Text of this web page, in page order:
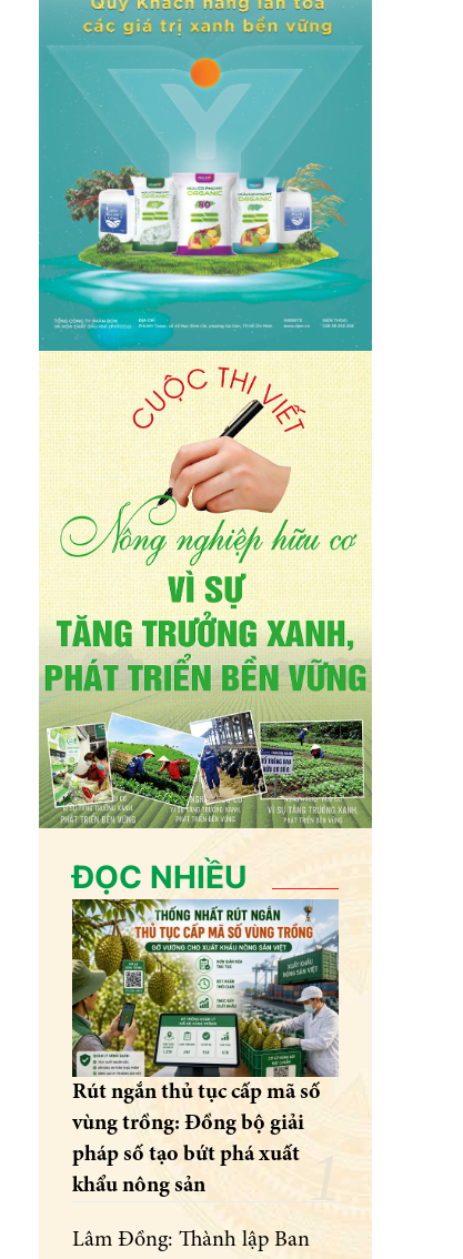
ĐỌC NHIỀU
Rút ngắn thủ tục cấp mã số
vùng trồng: Đồng bộ giải
pháp số tạo bứt phá xuất
khẩu nông sản
Lâm Đồng: Thành lập Ban